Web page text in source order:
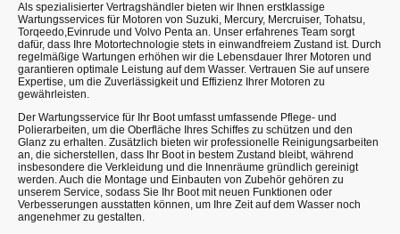
Als spezialisierter Vertragshändler bieten wir Ihnen erstklassige
Wartungsservices für Motoren von Suzuki, Mercury, Mercruiser, Tohatsu,
Torqeedo,Evinrude und Volvo Penta an. Unser erfahrenes Team sorgt
dafür, dass Ihre Motortechnologie stets in einwandfreiem Zustand ist. Durch
regelmäßige Wartungen erhöhen wir die Lebensdauer Ihrer Motoren und
garantieren optimale Leistung auf dem Wasser. Vertrauen Sie auf unsere
Expertise, um die Zuverlässigkeit und Effizienz Ihrer Motoren zu
gewährleisten.
Der Wartungsservice für Ihr Boot umfasst umfassende Pflege- und
Polierarbeiten, um die Oberfläche Ihres Schiffes zu schützen und den
Glanz zu erhalten. Zusätzlich bieten wir professionelle Reinigungsarbeiten
an, die sicherstellen, dass Ihr Boot in bestem Zustand bleibt, während
insbesondere die Verkleidung und die Innenräume gründlich gereinigt
werden. Auch die Montage und Einbauten von Zubehör gehören zu
unserem Service, sodass Sie Ihr Boot mit neuen Funktionen oder
Verbesserungen ausstatten können, um Ihre Zeit auf dem Wasser noch
angenehmer zu gestalten.